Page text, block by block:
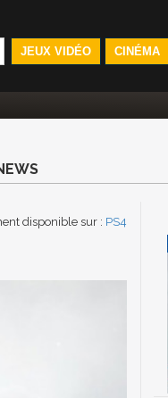
JEUX VIDÉO CINÉMA
disponible sur : PS4